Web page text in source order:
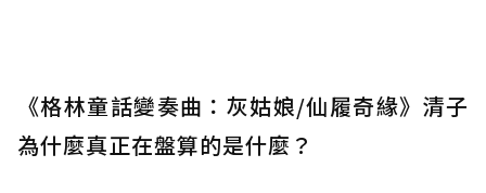
《格林童話變奏曲：灰姑娘/仙履奇緣》清子
為什麼真正在盤算的是什麼？